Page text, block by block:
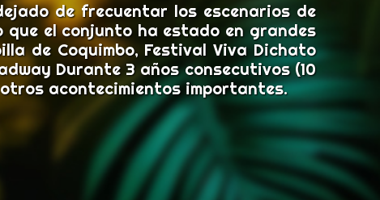
de frecuentar los escenarios de
que el conjunto ha estado en grandes
de Coquimbo, Festival Viva Dichato
Durante 3 años consecutivos (10
otros acontecimientos importantes.